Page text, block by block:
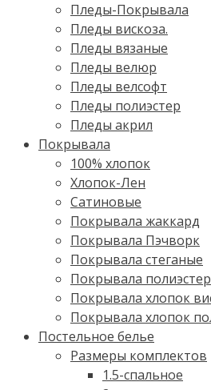
Пледы-Покрывала
Пледы вискоза.
Пледы вязаные
Пледы велюр
Пледы велсофт
Пледы полиэстер
Пледы акрил
Покрывала
100% хлопок
Хлопок-Лен
Сатиновые
Покрывала жаккард
Покрывала Пэчворк
Покрывала стеганые
Покрывала полиэстер
Покрывала хлопок
Покрывала хлопок
Постельное белье
Размеры комплектов
1.5-спальное